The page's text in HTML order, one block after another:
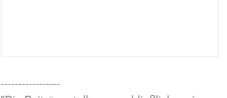
-----------------